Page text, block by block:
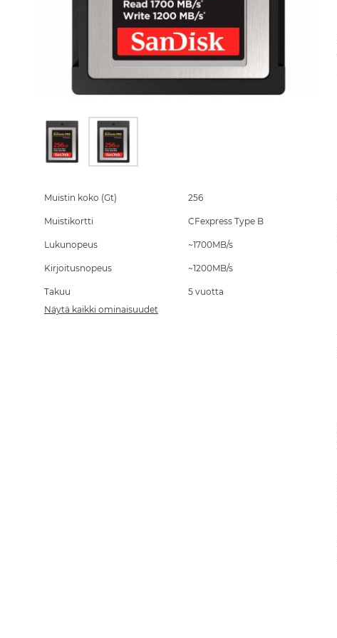
the
images
Muistin koko (Gt) 256
Muistikortti CFexpress Type B
Lukunopeus ~1700MB/s
Kirjoitusnopeus ~1200MB/s
Takuu
5 vuotta
Näytä kaikki ominaisuudet